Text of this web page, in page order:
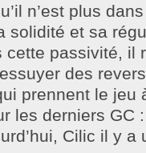
n’est plus
solidité et sa
cette passivité, il
des
prennent le jeu
les derniers GC
Cilic il y